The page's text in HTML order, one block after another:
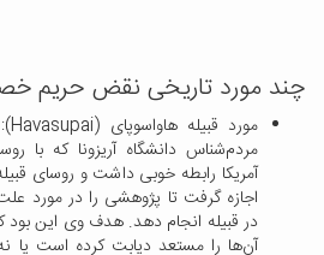
چند مورد تاریخی نقض حریم
مورد قبیله هاواسوپای (Havasupai):
مردم‌شناس دانشگاه آریزونا که با
آمریکا رابطه خوبی داشت و روسای
اجازه گرفت تا پژوهشی را در مورد
در قبیله انجام دهد. هدف وی این بود